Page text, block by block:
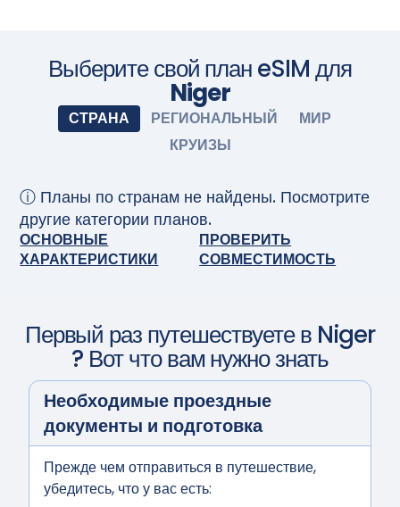
Сфотографируйте камерой
Выберите свой план eSIM для
Niger
СТРАНА РЕГИОНАЛЬНЫЙ
МИР
КРУИЗЫ
ⓘ Планы по странам не найдены. Посмотрите
другие категории планов.
ОСНОВНЫЕ
ХАРАКТЕРИСТИКИ
ПРОВЕРИТЬ
СОВМЕСТИМОСТЬ
Первый раз путешествуете в Niger
? Вот что вам нужно знать
Необходимые проездные
документы и подготовка
Прежде чем отправиться в путешествие,
убедитесь, что у вас есть: